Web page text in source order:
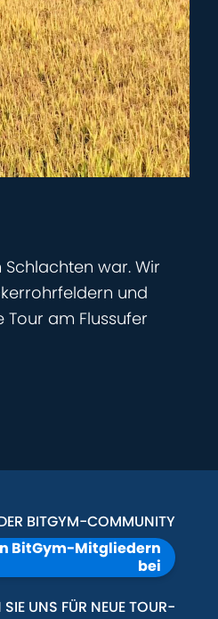
war. Wir
und
am Flussufer
BITGYM-COMMUNITY
BitGym-Mitgliedern
bei
SIE UNS FÜR NEUE TOUR-